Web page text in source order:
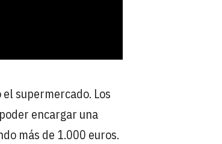
supermercado. Los
encargar una
más de 1.000 euros.